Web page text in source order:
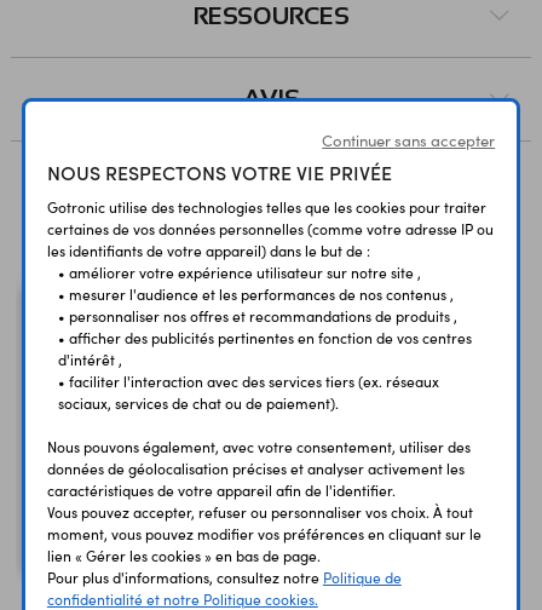
RESSOURCES
AVIS
Vous avez déja consulté
Coffret de 98 embouts +
outils WE0001
Continuer sans accepter
NOUS RESPECTONS VOTRE VIE PRIVÉE
Gotronic utilise des technologies telles que les cookies pour traiter
certaines de vos données personnelles (comme votre adresse IP ou
les identifiants de votre appareil) dans le but de :
• améliorer votre expérience utilisateur sur notre site ,
• mesurer l'audience et les performances de nos contenus ,
• personnaliser nos offres et recommandations de produits ,
• afficher des publicités pertinentes en fonction de vos centres
d'intérêt ,
• faciliter l'interaction avec des services tiers (ex. réseaux
sociaux, services de chat ou de paiement).
Nous pouvons également, avec votre consentement, utiliser des
données de géolocalisation précises et analyser activement les
caractéristiques de votre appareil afin de l'identifier.
Vous pouvez accepter, refuser ou personnaliser vos choix. À tout
moment, vous pouvez modifier vos préférences en cliquant sur le
lien « Gérer les cookies » en bas de page.
Pour plus d'informations, consultez notre Politique de
confidentialité et notre Politique cookies.